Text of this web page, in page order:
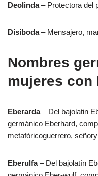
Deolinda– Protectora del
Disiboda– Mensajero,
Nombres
mujeres con
Eberarda– Del bajolatin
germánico Eberhard,
metafóricoguerrero,
Eberulfa– Del bajolatín